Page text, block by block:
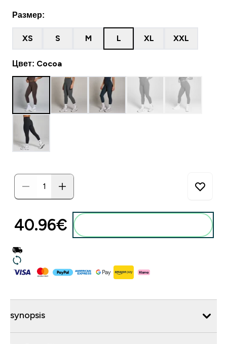
Размер:
XS S M L XL XXL
Цвет: Cocoa
40.96€‎
synopsis